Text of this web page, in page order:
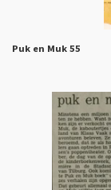
Puk en Muk 55